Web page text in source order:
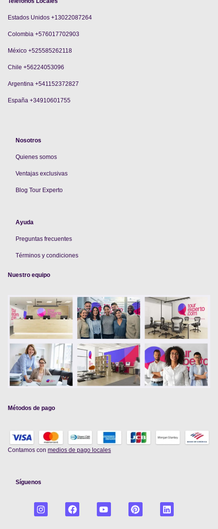
Estados Unidos +13022087264
Colombia +576017702903
México +525585262118
Chile +56224053096
Argentina +541152372827
España +34910601755
Nosotros
Quienes somos
Ventajas exclusivas
Blog Tour Experto
Ayuda
Preguntas frecuentes
Términos y condiciones
Nuestro equipo
Métodos de pago
Contamos con medios de pago locales
Síguenos